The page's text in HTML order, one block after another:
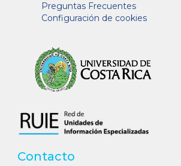
Preguntas Frecuentes
Configuración de cookies
Contacto